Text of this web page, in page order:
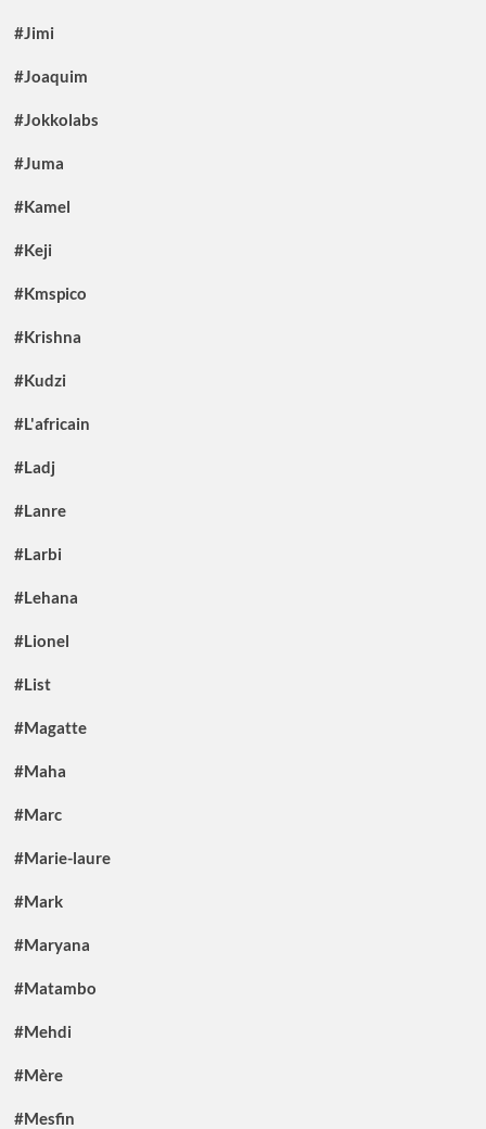
#Jimi
#Joaquim
#Jokkolabs
#Juma
#Kamel
#Keji
#Kmspico
#Krishna
#Kudzi
#L'africain
#Ladj
#Lanre
#Larbi
#Lehana
#Lionel
#List
#Magatte
#Maha
#Marc
#Marie-laure
#Mark
#Maryana
#Matambo
#Mehdi
#Mère
#Mesfin